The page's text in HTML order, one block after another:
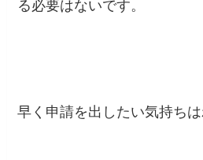
る必要はないです。
早く申請を出したい気持ち